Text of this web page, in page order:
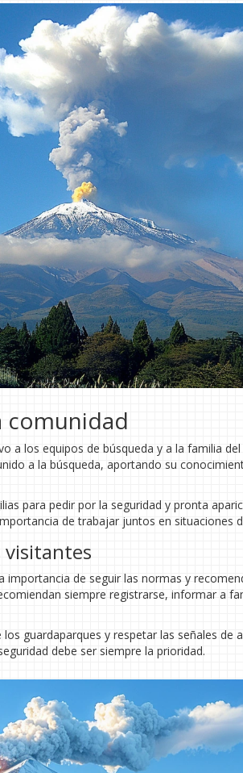
comunidad
a los equipos de búsqueda y a la familia
a la búsqueda, aportando su
para pedir por la seguridad y pronta
de trabajar juntos en situaciones
visitantes
de seguir las normas y
siempre registrarse, informar a
guardaparques y respetar las señales de
debe ser siempre la prioridad.